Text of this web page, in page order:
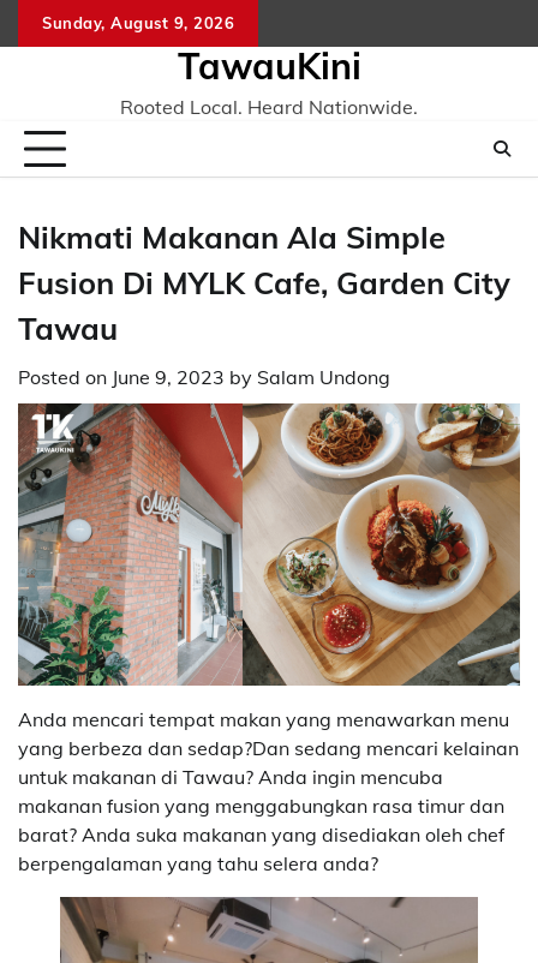
to
Sunday, August 9, 2026
TawauKini
Rooted Local. Heard Nationwide.
Nikmati Makanan Ala Simple
Fusion Di MYLK Cafe, Garden City
Tawau
Posted on June 9, 2023 by Salam Undong
Anda mencari tempat makan yang menawarkan menu
yang berbeza dan sedap?Dan sedang mencari kelainan
untuk makanan di Tawau? Anda ingin mencuba
makanan fusion yang menggabungkan rasa timur dan
barat? Anda suka makanan yang disediakan oleh chef
berpengalaman yang tahu selera anda?